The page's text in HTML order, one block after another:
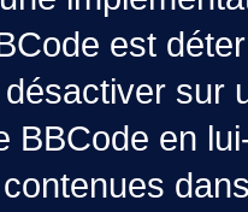
est
sur
BBCode en